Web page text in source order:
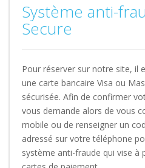
Système anti-
Secure
Pour réserver sur notre site, il
une carte bancaire Visa ou
sécurisée. Afin de confirmer
vous demande alors de vous
mobile ou de renseigner un
adressé sur votre téléphone
système anti-fraude qui vise à